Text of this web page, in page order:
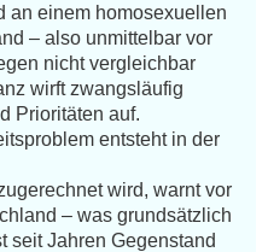
an einem homosexuellen
– also unmittelbar vor
nicht vergleichbar
wirft zwangsläufig
Prioritäten auf.
entsteht in der
wird, warnt vor
– was grundsätzlich
seit Jahren Gegenstand